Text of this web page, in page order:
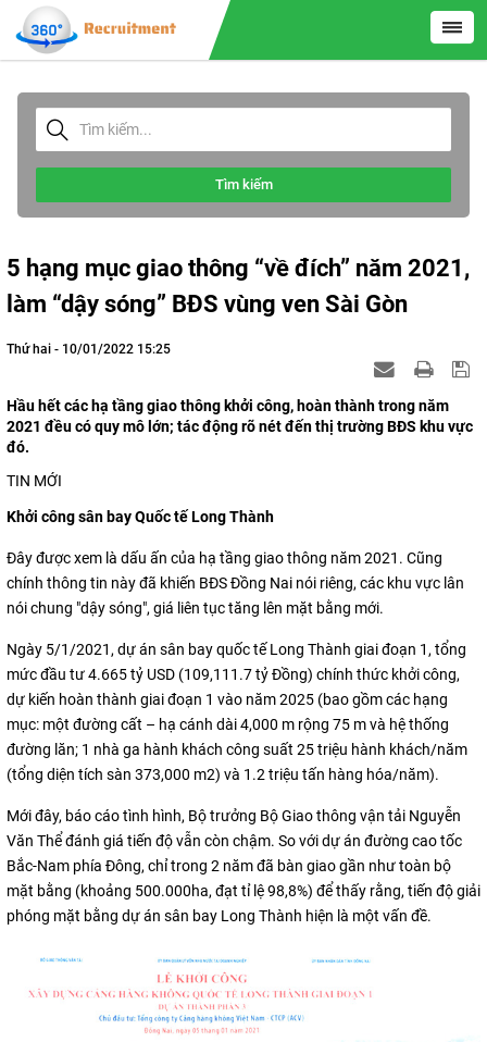
Tìm kiếm
5 hạng mục giao thông “về đích” năm 2021,
làm “dậy sóng” BĐS vùng ven Sài Gòn
Thứ hai - 10/01/2022 15:25
Hầu hết các hạ tầng giao thông khởi công, hoàn thành trong năm
2021 đều có quy mô lớn; tác động rõ nét đến thị trường BĐS khu vực
đó.
TIN MỚI
Khởi công sân bay Quốc tế Long Thành
Đây được xem là dấu ấn của hạ tầng giao thông năm 2021. Cũng
chính thông tin này đã khiến BĐS Đồng Nai nói riêng, các khu vực lân
nói chung "dậy sóng", giá liên tục tăng lên mặt bằng mới.
Ngày 5/1/2021, dự án sân bay quốc tế Long Thành giai đoạn 1, tổng
mức đầu tư 4.665 tỷ USD (109,111.7 tỷ Đồng) chính thức khởi công,
dự kiến hoàn thành giai đoạn 1 vào năm 2025 (bao gồm các hạng
mục: một đường cất – hạ cánh dài 4,000 m rộng 75 m và hệ thống
đường lăn; 1 nhà ga hành khách công suất 25 triệu hành khách/năm
(tổng diện tích sàn 373,000 m2) và 1.2 triệu tấn hàng hóa/năm).
Mới đây, báo cáo tình hình, Bộ trưởng Bộ Giao thông vận tải Nguyễn
Văn Thể đánh giá tiến độ vẫn còn chậm. So với dự án đường cao tốc
Bắc-Nam phía Đông, chỉ trong 2 năm đã bàn giao gần như toàn bộ
mặt bằng (khoảng 500.000ha, đạt tỉ lệ 98,8%) để thấy rằng, tiến độ giải
phóng mặt bằng dự án sân bay Long Thành hiện là một vấn đề.